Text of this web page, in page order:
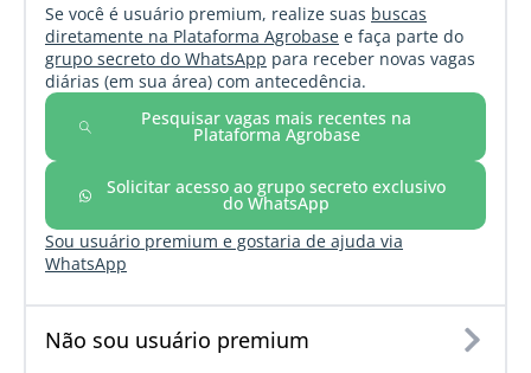
Se você é usuário premium, realize suas buscas
diretamente na Plataforma Agrobase e faça parte do
grupo secreto do WhatsApp para receber novas vagas
diárias (em sua área) com antecedência.
Pesquisar vagas mais recentes na
Plataforma Agrobase
Solicitar acesso ao grupo secreto exclusivo
do WhatsApp
Sou usuário premium e gostaria de ajuda via
WhatsApp
Não sou usuário premium